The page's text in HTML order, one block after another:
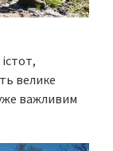
велике
важливим